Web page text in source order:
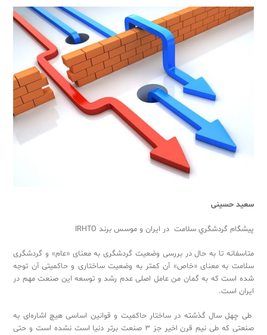
سعيد ‬حسينی
پيشگام ‬گردشگري ‬سلامت ‬در ‬ايران ‬و ‬موسس ‬برند ‬IRHTO‬‬‬‬‬‬‬‬
متاسفانه ‬تا ‬به ‬حال ‬در ‬بررسی ‬وضعیت ‬گردشگری ‬به ‬معنای ‬«‬عام»‬ ‬و ‬گردشگری
‬سلامت به معنای «خاص» ‬آن ‬کمتر ‬به ‬وضعیت ‬ساختاری ‬و ‬حاکمیتی ‬آن ‬توجه
‬شده ‬است ‬که ‬به ‬گمان ‬من ‬عامل ‬اصلی ‬عدم ‬رشد ‬و ‬توسعه ‬این ‬صنعت ‬مهم ‬در
‬ایران ‬است.‬‬‬‬‬‬‬‬‬‬‬‬‬‬‬‬‬‬‬‬‬‬‬‬‬‬‬‬‬‬‬‬‬‬‬‬‬‬‬‬‬‬‬‬‬‬‬‬
‬طی ‬چهل ‬سال ‬گذشته ‬در ‬ساختار ‬حاکمیت ‬و ‬قوانین ‬اساسی ‬هیچ ‬اشاره‌ای ‬به
‬صنعتی ‬که ‬طی ‬نیم ‬قرن ‬اخیر ‬جز ‬3 ‬صنعت ‬برتر ‬دنیا ‬است ‬نشده ‬است ‬و ‬حتی